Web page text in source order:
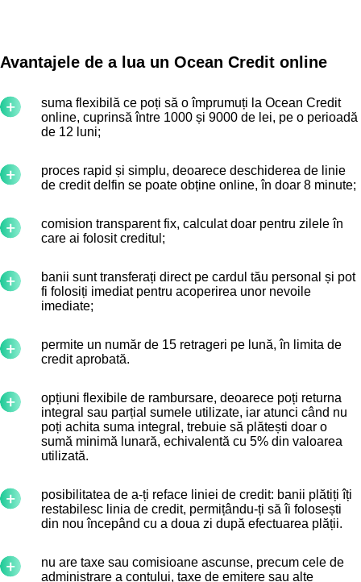
Avantajele de a lua un Ocean Credit online
suma flexibilă ce poți să o împrumuți la Ocean Credit
online, cuprinsă între 1000 și 9000 de lei, pe o perioadă
de 12 luni;
proces rapid și simplu, deoarece deschiderea de linie
de credit delfin se poate obține online, în doar 8 minute;
comision transparent fix, calculat doar pentru zilele în
care ai folosit creditul;
banii sunt transferați direct pe cardul tău personal și pot
fi folosiți imediat pentru acoperirea unor nevoile
imediate;
permite un număr de 15 retrageri pe lună, în limita de
credit aprobată.
opțiuni flexibile de rambursare, deoarece poți returna
integral sau parțial sumele utilizate, iar atunci când nu
poți achita suma integral, trebuie să plătești doar o
sumă minimă lunară, echivalentă cu 5% din valoarea
utilizată.
posibilitatea de a-ți reface liniei de credit: banii plătiți îți
restabilesc linia de credit, permițându-ți să îi folosești
din nou începând cu a doua zi după efectuarea plății.
nu are taxe sau comisioane ascunse, precum cele de
administrare a contului, taxe de emitere sau alte